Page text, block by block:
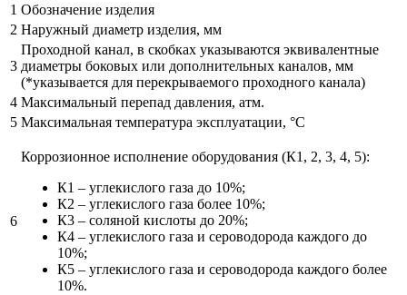
1 Обозначение изделия
2 Наружный диаметр изделия, мм
3
Проходной канал, в скобках указываются эквивалентные
диаметры боковых или дополнительных каналов, мм
(*указывается для перекрываемого проходного канала)
4 Максимальный перепад давления, атм.
5 Максимальная температура эксплуатации, °С
6
Коррозионное исполнение оборудования (К1, 2, 3, 4, 5):
К1 – углекислого газа до 10%;
К2 – углекислого газа более 10%;
К3 – соляной кислоты до 20%;
К4 – углекислого газа и сероводорода каждого до
10%;
К5 – углекислого газа и сероводорода каждого более
10%.